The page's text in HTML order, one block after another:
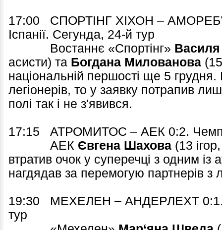
17:00 СПОРТІНГ ХІХОН –
Іспанії. Сегунда, 24-й тур
Востаннє «Спортінг»
асисти) та Богдана Милованова
національній першості ще 5
легіонерів, то у заявку потрапив
полі так і не з'явився.
17:15 АТРОМИТОС – АЕК 0:2.
АЕК Євгена Шахова (13
втратив очок у суперечці з одним із
нагдядав за перемогую партнерів з
19:30 МЕХЕЛЕН – АНДЕРЛЕХТ 0:1.
тур